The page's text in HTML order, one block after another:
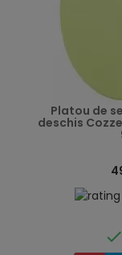
Platou de
deschis
